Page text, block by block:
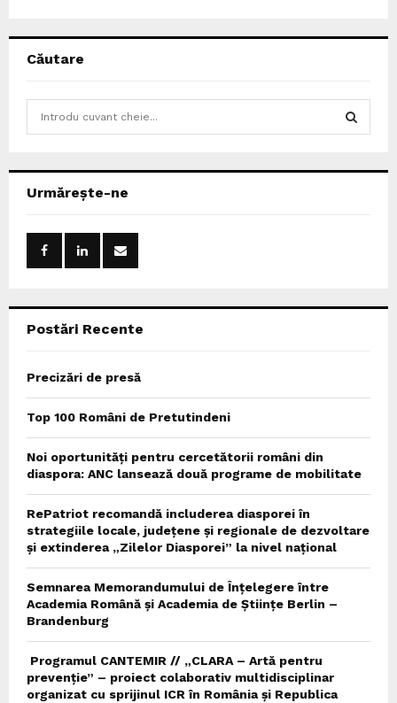
Căutare
h
Urmărește-ne
Postări Recente
Precizări de presă
Top 100 Români de Pretutindeni
Noi oportunități pentru cercetătorii români din
diaspora: ANC lansează două programe de mobilitate
RePatriot recomandă includerea diasporei în
strategiile locale, județene și regionale de dezvoltare
și extinderea „Zilelor Diasporei” la nivel național
Semnarea Memorandumului de Înțelegere între
Academia Română și Academia de Științe Berlin –
Brandenburg
Programul CANTEMIR // „CLARA – Artă pentru
prevenție” – proiect colaborativ multidisciplinar
organizat cu sprijinul ICR în România și Republica